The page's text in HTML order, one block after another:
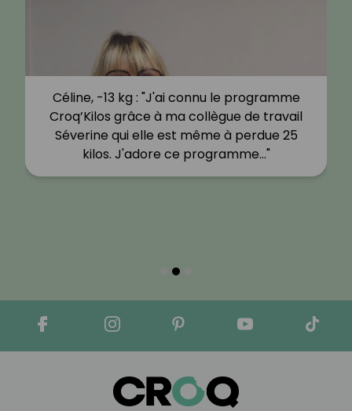
Céline, -13 kg : "J'ai connu le programme
Croq’Kilos grâce à ma collègue de travail
Séverine qui elle est même à perdue 25
kilos. J'adore ce programme…"